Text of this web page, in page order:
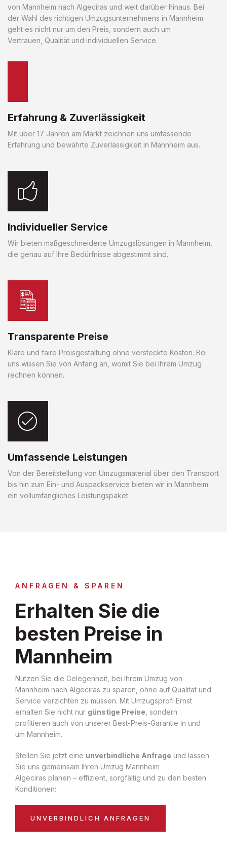
von Mannheim nach Algeciras und weit darüber hinaus. Bei
der Wahl des richtigen Umzugsunternehmens in Mannheim
geht es nicht nur um den Preis, sondern auch um
Vertrauen, Qualität und individuellen Service.
Erfahrung & Zuverlässigkeit
Mit über 17 Jahren am Markt zeichnen uns umfassende
Erfahrung und bewährte Zuverlässigkeit in Mannheim aus.
Individueller Service
Wir bieten maßgeschneiderte Umzugslösungen in Mannheim,
die genau auf Ihre Bedürfnisse abgestimmt sind.
Transparente Preise
Klare und faire Preisgestaltung ohne versteckte Kosten. Bei
uns wissen Sie von Anfang an, womit Sie bei Ihrem Umzug
rechnen können.
Umfassende Leistungen
Von der Bereitstellung von Umzugsmaterial über den Transport
bis hin zum Ein- und Auspackservice bieten wir in Mannheim
ein vollumfängliches Leistungspaket.
ANFRAGEN & SPAREN
Erhalten Sie die
besten Preise in
Mannheim
Nutzen Sie die Gelegenheit, bei Ihrem Umzug von
Mannheim nach Algeciras zu sparen, ohne auf Qualität und
Service verzichten zu müssen. Mit Umzugsprofi Ernst
erhalten Sie nicht nur günstige Preise , sondern
profitieren auch von unserer Best-Preis-Garantie in und
um Mannheim.
Stellen Sie jetzt eine unverbindliche Anfrage und lassen
Sie uns gemeinsam Ihren Umzug Mannheim
Algeciras planen – effizient, sorgfältig und zu den besten
Konditionen:
UNVERBINDLICH ANFRAGEN